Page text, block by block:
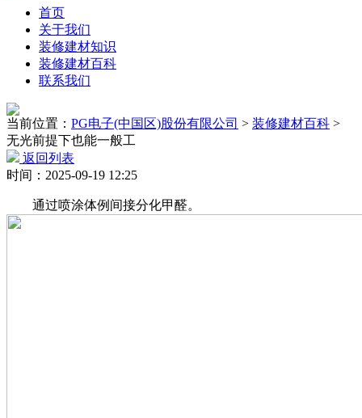
首页
关于我们
装修建材知识
装修建材百科
联系我们
当前位置： PG电子(中国区)股份有限公司 > 装修建材百科 >
无光前提下也能一般工
返回列表
时间：2025-09-19 12:25
通过喷涂体例间接分化甲醛。